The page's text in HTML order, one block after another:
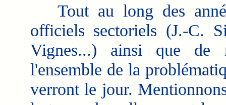
Tout au long des
officiels sectoriels (J.-C.
Vignes...) ainsi que de
l'ensemble de la
verront le jour.